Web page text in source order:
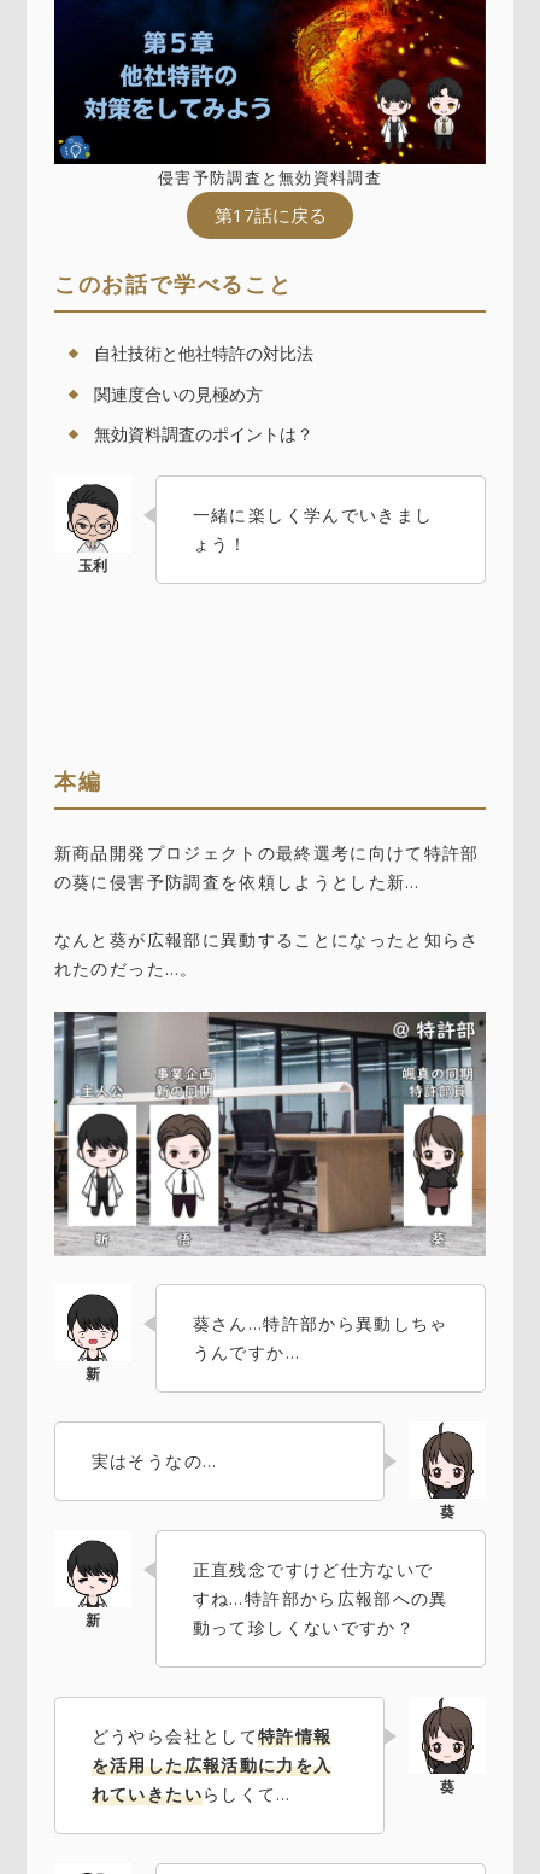
侵害予防調査と無効資料調査
第17話に戻る
このお話で学べること
自社技術と他社特許の対比法
関連度合いの見極め方
無効資料調査のポイントは？
一緒に楽しく学んでいきまし
ょう！
本編
新商品開発プロジェクトの最終選考に向けて特許部
の葵に侵害予防調査を依頼しようとした新…
なんと葵が広報部に異動することになったと知らさ
れたのだった…。
葵さん…特許部から異動しちゃ
うんですか…
実はそうなの…
正直残念ですけど仕方ないで
すね…特許部から広報部への異
動って珍しくないですか？
どうやら会社として特許情報
を活用した広報活動に力を入
れていきたいらしくて…